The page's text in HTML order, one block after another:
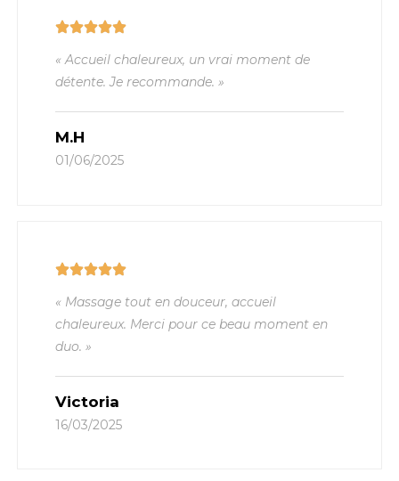
« Accueil chaleureux, un vrai moment de
détente. Je recommande. »
M.H
01/06/2025
« Massage tout en douceur, accueil
chaleureux. Merci pour ce beau moment en
duo. »
Victoria
16/03/2025